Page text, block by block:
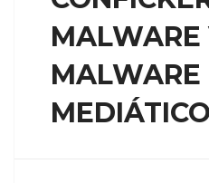
MALWARE
MALWARE